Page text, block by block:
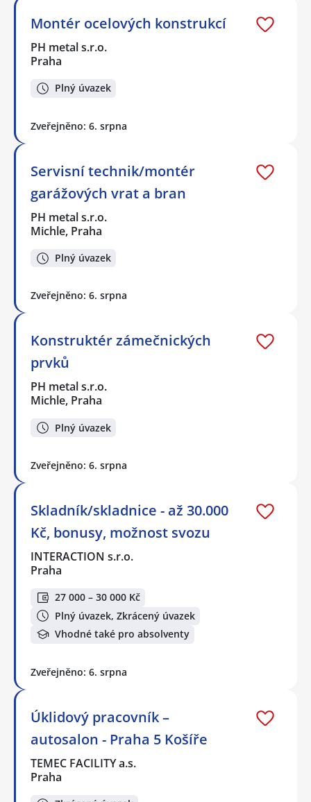
Montér ocelových konstrukcí
PH metal s.r.o.
Praha
Plný úvazek
Zveřejněno: 6. srpna
Servisní technik/montér
garážových vrat a bran
PH metal s.r.o.
Michle, Praha
Plný úvazek
Zveřejněno: 6. srpna
Konstruktér zámečnických
prvků
PH metal s.r.o.
Michle, Praha
Plný úvazek
Zveřejněno: 6. srpna
Skladník/skladnice - až 30.000
Kč, bonusy, možnost svozu
INTERACTION s.r.o.
Praha
27 000 – 30 000 Kč
Plný úvazek, Zkrácený úvazek
Vhodné také pro absolventy
Zveřejněno: 6. srpna
Úklidový pracovník –
autosalon - Praha 5 Košíře
TEMEC FACILITY a.s.
Praha